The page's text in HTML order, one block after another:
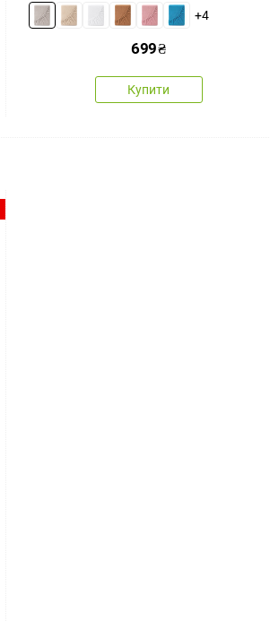
+4
699₴
Купити